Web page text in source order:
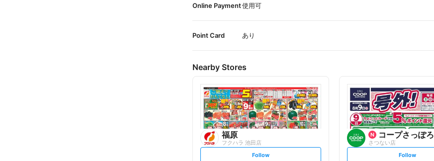
Online Payment使用可
Point Card あり
Nearby Stores
福原
フクハラ 池田店
s
Follow
コープさっぽろ
さつない店
s
Follow